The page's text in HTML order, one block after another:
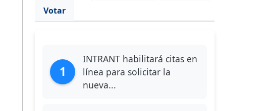
Votar
1
INTRANT habilitará citas en
línea para solicitar la
nueva...